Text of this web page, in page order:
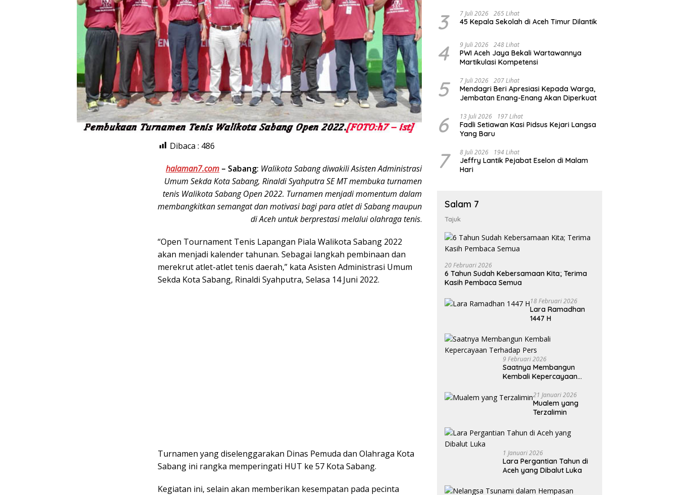
Dibaca : 486
halaman7.com – Sabang: Walikota Sabang diwakili Asisten Administrasi
Umum Sekda Kota Sabang, Rinaldi Syahputra SE MT membuka turnamen
tenis Walikota Sabang Open 2022. Turnamen menjadi momentum dalam
membangkitkan semangat dan motivasi bagi para atlet di Sabang maupun
di Aceh untuk berprestasi melalui olahraga tenis.
“Open Tournament Tenis Lapangan Piala Walikota Sabang 2022
akan menjadi kalender tahunan. Sebagai langkah pembinaan dan
merekrut atlet-atlet tenis daerah,” kata Asisten Administrasi Umum
Sekda Kota Sabang, Rinaldi Syahputra, Selasa 14 Juni 2022.
Turnamen yang diselenggarakan Dinas Pemuda dan Olahraga Kota
Sabang ini rangka memperingati HUT ke 57 Kota Sabang.
Kegiatan ini, selain akan memberikan kesempatan pada pecinta
3 7 Juli 2026 265 Lihat
45 Kepala Sekolah di Aceh Timur Dilantik
4 9 Juli 2026 248 Lihat
PWI Aceh Jaya Bekali Wartawannya
Martikulasi Kompetensi
5 7 Juli 2026 207 Lihat
Mendagri Beri Apresiasi Kepada Warga,
Jembatan Enang-Enang Akan Diperkuat
6 13 Juli 2026 197 Lihat
Fadli Setiawan Kasi Pidsus Kejari Langsa
Yang Baru
7 8 Juli 2026 194 Lihat
Jeffry Lantik Pejabat Eselon di Malam
Hari
Salam 7
Tajuk
20 Februari 2026
6 Tahun Sudah Kebersamaan Kita; Terima
Kasih Pembaca Semua
18 Februari 2026
Lara Ramadhan
1447 H
9 Februari 2026
Saatnya Membangun
Kembali Kepercayaan
21 Januari 2026
Mualem yang
Terzalimin
1 Januari 2026
Lara Pergantian Tahun di
Aceh yang Dibalut Luka